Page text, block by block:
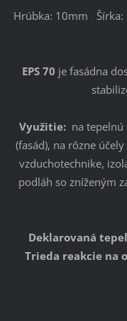
Hrúbka: 10mm
EPS 70 je fasádna
Využitie: na
(fasád), na rôzne
vzduchotechnike,
podláh so zníženým
Deklarovaná
Trieda reakcie na